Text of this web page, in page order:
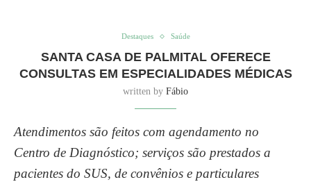
Destaques Saúde
SANTA CASA DE PALMITAL OFERECE
CONSULTAS EM ESPECIALIDADES MÉDICAS
written by Fábio
Atendimentos são feitos com agendamento no
Centro de Diagnóstico; serviços são prestados a
pacientes do SUS, de convênios e particulares